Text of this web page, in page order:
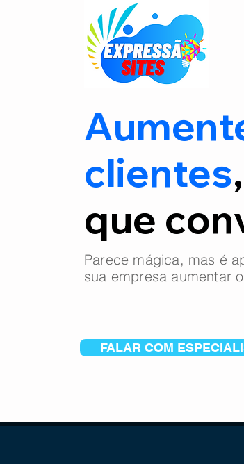
clientes
que
Parece mágica, mas é
sua empresa aumentar
FALAR COM